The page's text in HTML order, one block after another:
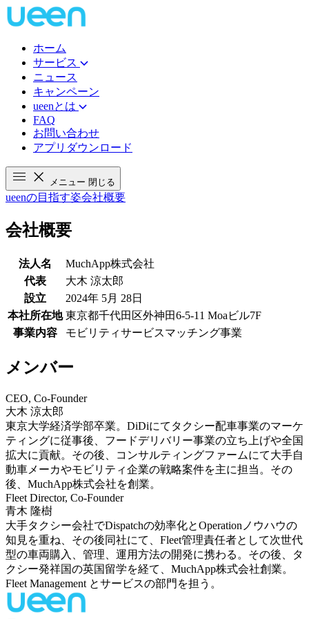
ホーム
サービス
ニュース
キャンペーン
ueenとは
FAQ
お問い合わせ
アプリダウンロード
メニュー 閉じる
ueenの目指す姿会社概要
会社概要
法人名
MuchApp株式会社
代表
大木 涼太郎
設立
2024年 5月 28日
本社所在地 東京都千代田区外神田6-5-11 Moaビル7F
事業内容
モビリティサービスマッチング事業
メンバー
CEO, Co-Founder
大木 涼太郎
東京大学経済学部卒業。DiDiにてタクシー配車事業のマーケ
ティングに従事後、フードデリバリー事業の立ち上げや全国
拡大に貢献。その後、コンサルティングファームにて大手自
動車メーカやモビリティ企業の戦略案件を主に担当。その
後、MuchApp株式会社を創業。
Fleet Director, Co-Founder
青木 隆樹
大手タクシー会社でDispatchの効率化とOperationノウハウの
知見を重ね、その後同社にて、Fleet管理責任者として次世代
型の車両購入、管理、運用方法の開発に携わる。その後、タ
クシー発祥国の英国留学を経て、MuchApp株式会社創業。
Fleet Management とサービスの部門を担う。